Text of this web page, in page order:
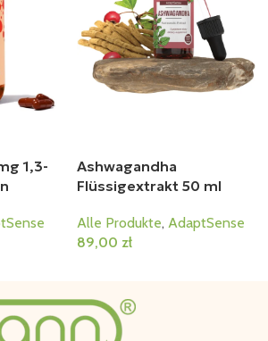
1,3-
Ashwagandha
Flüssigextrakt 50 ml
Alle Produkte, AdaptSense
89,00 zł